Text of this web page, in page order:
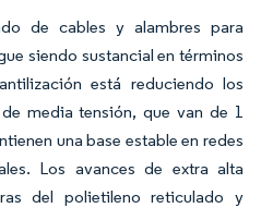
de cables y alambres para
siendo sustancial en términos
está reduciendo los
media tensión, que van de 1
una base estable en redes
Los avances de extra alta
del polietileno reticulado y